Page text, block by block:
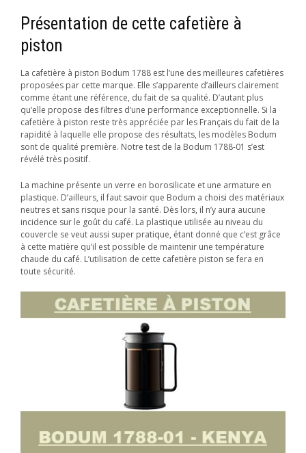
Présentation de cette cafetière à
piston
La cafetière à piston Bodum 1788 est l’une des meilleures cafetières
proposées par cette marque. Elle s’apparente d’ailleurs clairement
comme étant une référence, du fait de sa qualité. D’autant plus
qu’elle propose des filtres d’une performance exceptionnelle. Si la
cafetière à piston reste très appréciée par les Français du fait de la
rapidité à laquelle elle propose des résultats, les modèles Bodum
sont de qualité première. Notre test de la Bodum 1788-01 s’est
révélé très positif.
La machine présente un verre en borosilicate et une armature en
plastique. D’ailleurs, il faut savoir que Bodum a choisi des matériaux
neutres et sans risque pour la santé. Dès lors, il n’y aura aucune
incidence sur le goût du café. La plastique utilisée au niveau du
couvercle se veut aussi super pratique, étant donné que c’est grâce
à cette matière qu’il est possible de maintenir une température
chaude du café. L’utilisation de cette cafetière piston se fera en
toute sécurité.